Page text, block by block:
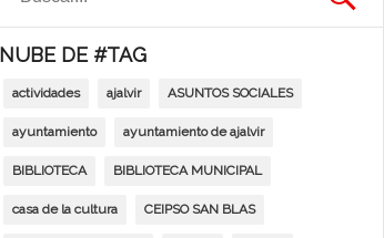
NUBE DE #TAG
actividades ajalvir ASUNTOS SOCIALES
ayuntamiento ayuntamiento de ajalvir
BIBLIOTECA BIBLIOTECA MUNICIPAL
casa de la cultura CEIPSO SAN BLAS